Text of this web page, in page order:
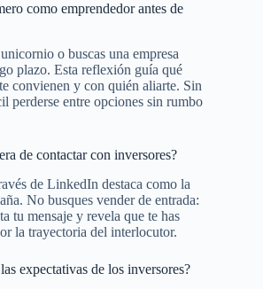
como emprendedor antes de
o buscas una empresa
plazo. Esta reflexión guía qué
convienen y con quién aliarte. Sin
perderse entre opciones sin rumbo
de contactar con inversores?
de LinkedIn destaca como la
No busques vender de entrada:
tu mensaje y revela que te has
la trayectoria del interlocutor.
expectativas de los inversores?